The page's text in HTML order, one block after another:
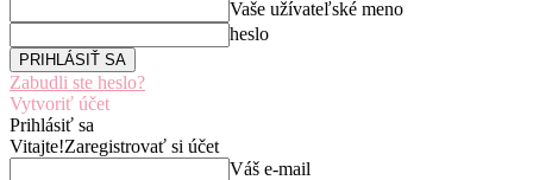
Vaše užívateľské meno
heslo
Zabudli ste heslo?
Vytvoriť účet
Prihlásiť sa
Vitajte!Zaregistrovať si účet
Váš e-mail